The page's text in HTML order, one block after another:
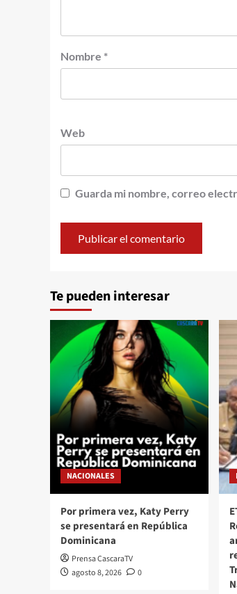
Nombre *
Web
Guarda mi nombre, correo
Te pueden interesar
NACIONALES
Por primera vez, Katy Perry
se presentará en República
Dominicana
Prensa CascaraTV
agosto 8, 2026
0